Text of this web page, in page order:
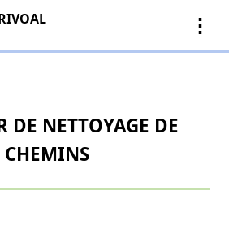
⋮
DE NETTOYAGE DE
CHEMINS